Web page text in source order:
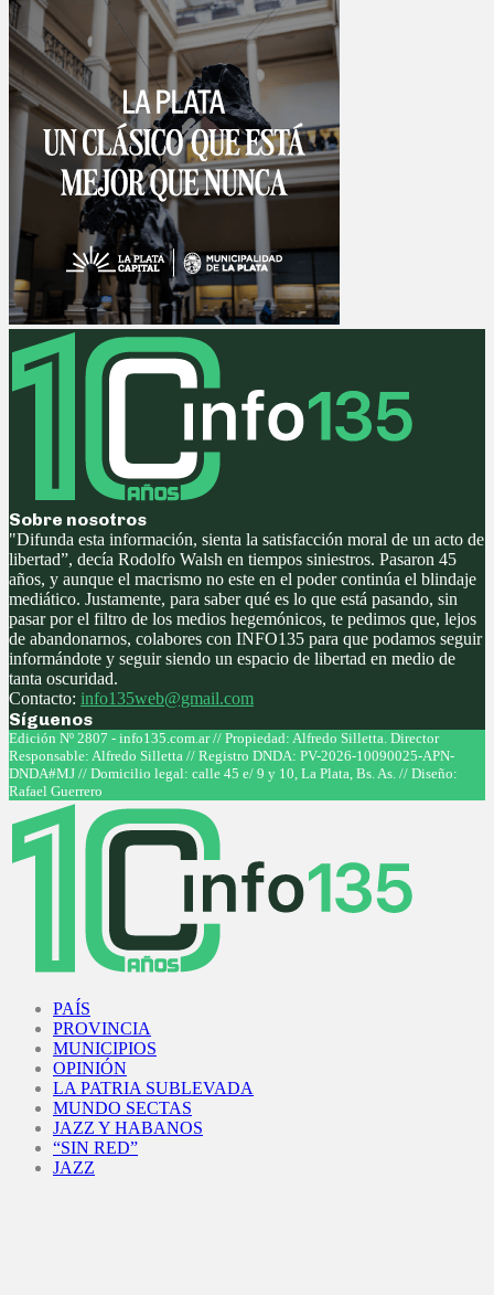
Sobre nosotros
"Difunda esta información, sienta la satisfacción moral de un acto de
libertad”, decía Rodolfo Walsh en tiempos siniestros. Pasaron 45
años, y aunque el macrismo no este en el poder continúa el blindaje
mediático. Justamente, para saber qué es lo que está pasando, sin
pasar por el filtro de los medios hegemónicos, te pedimos que, lejos
de abandonarnos, colabores con INFO135 para que podamos seguir
informándote y seguir siendo un espacio de libertad en medio de
tanta oscuridad.
Contacto: info135web@gmail.com
Síguenos
Facebook
Twitter
Instagram
Youtube
Edición Nº 2807 - info135.com.ar // Propiedad: Alfredo Silletta. Director
Responsable: Alfredo Silletta // Registro DNDA: PV-2026-10090025-APN-
DNDA#MJ // Domicilio legal: calle 45 e/ 9 y 10, La Plata, Bs. As. // Diseño:
Rafael Guerrero
PAÍS
PROVINCIA
MUNICIPIOS
OPINIÓN
LA PATRIA SUBLEVADA
MUNDO SECTAS
JAZZ Y HABANOS
“SIN RED”
JAZZ